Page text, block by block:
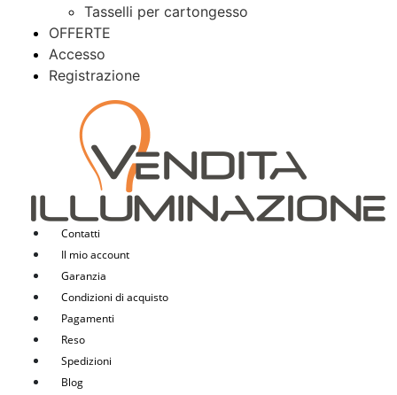
Tasselli per cartongesso
OFFERTE
Accesso
Registrazione
Contatti
Il mio account
Garanzia
Condizioni di acquisto
Pagamenti
Reso
Spedizioni
Blog